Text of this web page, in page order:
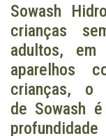
Sowash
crianças
adultos,
aparelhos
crianças, o
de Sowash